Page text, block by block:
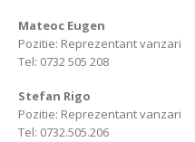
Mateoc Eugen
Pozitie: Reprezentant vanzari
Tel: 0732 505 208
Stefan Rigo
Pozitie: Reprezentant vanzari
Tel: 0732.505.206